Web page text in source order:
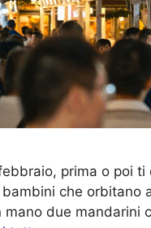
prima o poi
che orbitano
due mandarini